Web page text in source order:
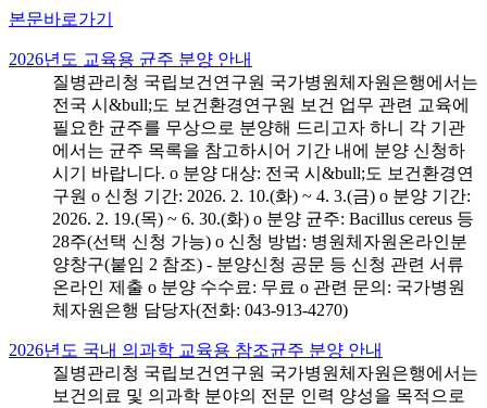
본문바로가기
2026년도 교육용 균주 분양 안내
질병관리청 국립보건연구원 국가병원체자원은행에서는
전국 시&bull;도 보건환경연구원 보건 업무 관련 교육에
필요한 균주를 무상으로 분양해 드리고자 하니 각 기관
에서는 균주 목록을 참고하시어 기간 내에 분양 신청하
시기 바랍니다. o 분양 대상: 전국 시&bull;도 보건환경연
구원 o 신청 기간: 2026. 2. 10.(화) ~ 4. 3.(금) o 분양 기간:
2026. 2. 19.(목) ~ 6. 30.(화) o 분양 균주: Bacillus cereus 등
28주(선택 신청 가능) o 신청 방법: 병원체자원온라인분
양창구(붙임 2 참조) - 분양신청 공문 등 신청 관련 서류
온라인 제출 o 분양 수수료: 무료 o 관련 문의: 국가병원
체자원은행 담당자(전화: 043-913-4270)
2026년도 국내 의과학 교육용 참조균주 분양 안내
질병관리청 국립보건연구원 국가병원체자원은행에서는
보건의료 및 의과학 분야의 전문 인력 양성을 목적으로